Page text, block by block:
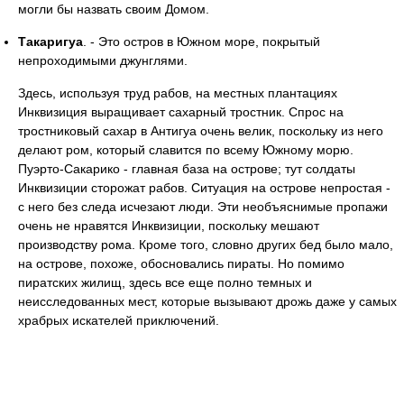
могли бы назвать своим Домом.
Такаригуа . - Это остров в Южном море, покрытый
непроходимыми джунглями.
Здесь, используя труд рабов, на местных плантациях
Инквизиция выращивает сахарный тростник. Спрос на
тростниковый сахар в Антигуа очень велик, поскольку из него
делают ром, который славится по всему Южному морю.
Пуэрто-Сакарико - главная база на острове; тут солдаты
Инквизиции сторожат рабов. Ситуация на острове непростая -
с него без следа исчезают люди. Эти необъяснимые пропажи
очень не нравятся Инквизиции, поскольку мешают
производству рома. Кроме того, словно других бед было мало,
на острове, похоже, обосновались пираты. Но помимо
пиратских жилищ, здесь все еще полно темных и
неисследованных мест, которые вызывают дрожь даже у самых
храбрых искателей приключений.